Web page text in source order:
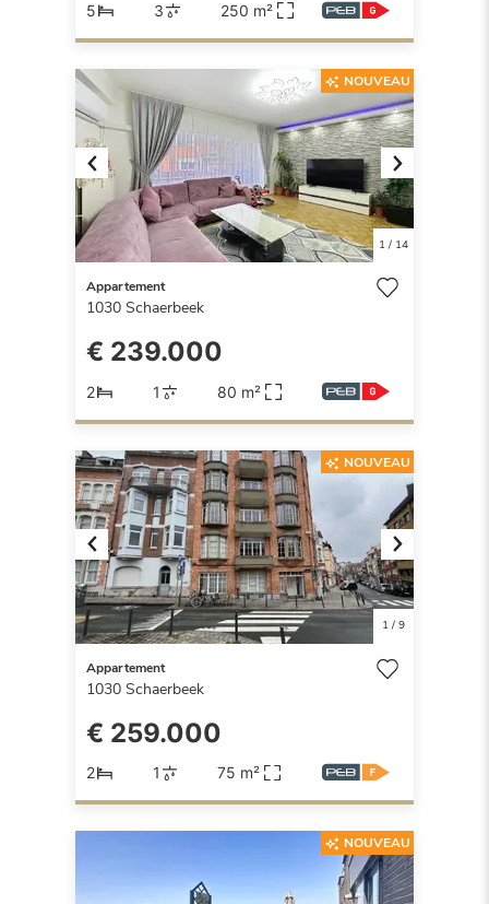
5 3 250 m²
Previous Next
1/ 14
NOUVEAU
Appartement
1030 Schaerbeek
€ 239.000
2 1 80 m²
Previous Next
1/ 9
NOUVEAU
Appartement
1030 Schaerbeek
€ 259.000
2 1 75 m²
NOUVEAU